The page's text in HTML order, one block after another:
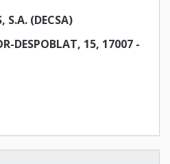
S.A. (DECSA)
DESPOBLAT, 15, 17007 -